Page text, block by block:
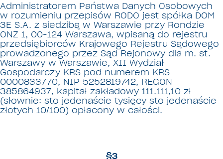
Administratorem Państwa Danych Osobowych
w rozumieniu przepisów RODO jest spółka DOM
3E S.A. z siedzibą w Warszawie przy Rondzie
ONZ 1, 00-124 Warszawa, wpisaną do rejestru
przedsiębiorców Krajowego Rejestru Sądowego
prowadzonego przez Sąd Rejonowy dla m. st.
Warszawy w Warszawie, XII Wydział
Gospodarczy KRS pod numerem KRS
0000833770, NIP 5252819742, REGON
385864937, kapitał zakładowy 111.111,10 zł
(słownie: sto jedenaście tysięcy sto jedenaście
złotych 10/100) opłacony w całości.
§3